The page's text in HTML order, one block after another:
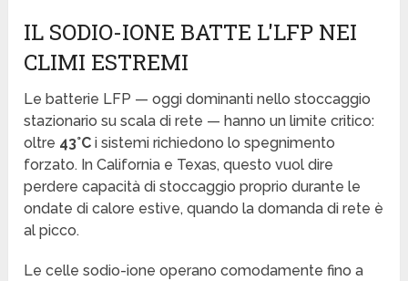
IL SODIO-IONE BATTE L'LFP NEI
CLIMI ESTREMI
Le batterie LFP — oggi dominanti nello stoccaggio
stazionario su scala di rete — hanno un limite critico:
oltre 43°C i sistemi richiedono lo spegnimento
forzato. In California e Texas, questo vuol dire
perdere capacità di stoccaggio proprio durante le
ondate di calore estive, quando la domanda di rete è
al picco.
Le celle sodio-ione operano comodamente fino a